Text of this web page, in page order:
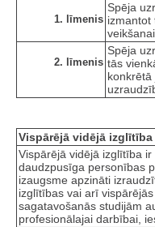
1. līmenis
Spēja
izmantot
2. līmenis
Spēja
tās
Vispārējā vidējā izglītība
Vispārējā vidējā izglītība
daudzpusīga personības
izaugsme apzināti
izglītības vai arī
sagatavošanās studijām
profesionālajai darbībai,